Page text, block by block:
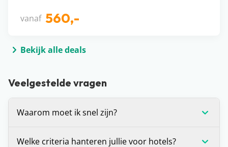
vanaf 560,-
Bekijk alle deals
Veelgestelde vragen
Waarom moet ik snel zijn?
Welke criteria hanteren jullie voor hotels?